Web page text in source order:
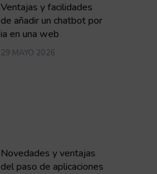
Ventajas y facilidades
de añadir un chatbot por
ia en una web
29 MAYO 2026
Novedades y ventajas
del paso de aplicaciones